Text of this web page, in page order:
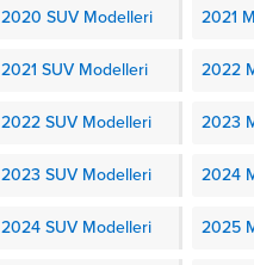
2020 SUV Modelleri 2021
2021 SUV Modelleri 2022
2022 SUV Modelleri 2023
2023 SUV Modelleri 2024
2024 SUV Modelleri 2025